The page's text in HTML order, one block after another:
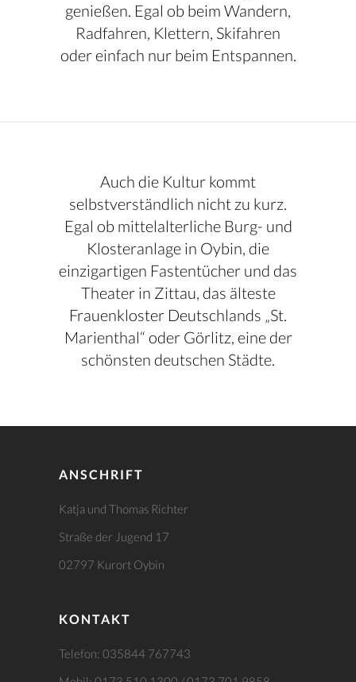
genießen. Egal ob beim Wandern,
Radfahren, Klettern, Skifahren
oder einfach nur beim Entspannen.
Auch die Kultur kommt
selbstverständlich nicht zu kurz.
Egal ob mittelalterliche Burg- und
Klosteranlage in Oybin, die
einzigartigen Fastentücher und das
Theater in Zittau, das älteste
Frauenkloster Deutschlands „St.
Marienthal“ oder Görlitz, eine der
schönsten deutschen Städte.
ANSCHRIFT
Katja und Thomas Richter
Straße der Jugend 17
02797 Kurort Oybin
KONTAKT
Telefon: 035844 767743